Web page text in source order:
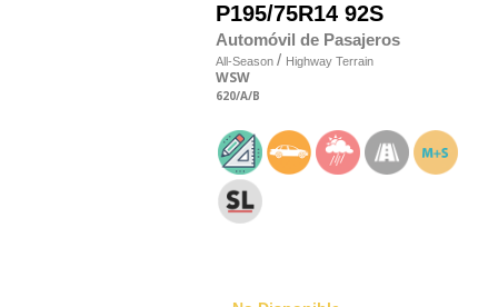
P195/75R14 92S
Automóvil de Pasajeros
All-Season / Highway Terrain
WSW
620/A/B